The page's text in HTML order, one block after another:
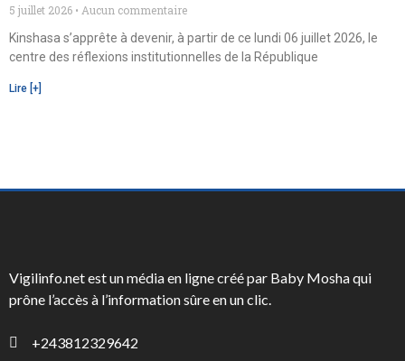
5 juillet 2026
Aucun commentaire
Kinshasa s’apprête à devenir, à partir de ce lundi 06 juillet 2026, le
centre des réflexions institutionnelles de la République
Lire [+]
Vigilinfo.net est un média en ligne créé par Baby Mosha qui
prône l’accès à l’information sûre en un clic.
+243812329642